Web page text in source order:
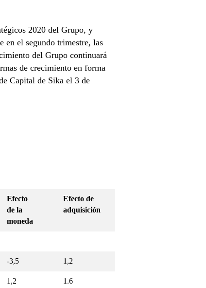
2020 del Grupo, y
en el segundo trimestre, las
del Grupo continuará
de crecimiento en forma
Capital de Sika el 3 de
Efecto
de la
moneda
Efecto de
adquisición
-3,5 1,2
1,2 1.6